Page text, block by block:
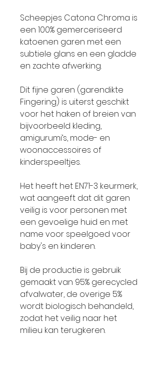
Scheepjes Catona Chroma is
een 100% gemerceriseerd
katoenen garen met een
subtiele glans en een gladde
en zachte afwerking.
Dit fijne garen (garendikte
Fingering) is uiterst geschikt
voor het haken of breien van
bijvoorbeeld kleding,
amigurumi’s, mode- en
woonaccessoires of
kinderspeeltjes.
Het heeft het EN71-3 keurmerk,
wat aangeeft dat dit garen
veilig is voor personen met
een gevoelige huid en met
name voor speelgoed voor
baby's en kinderen.
Bij de productie is gebruik
gemaakt van 95% gerecycled
afvalwater, de overige 5%
wordt biologisch behandeld,
zodat het veilig naar het
milieu kan terugkeren.